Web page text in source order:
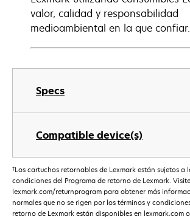
Specs
Compatible device(s)
valor, calidad y responsabilidad
medioambiental en la que confiar.
†Los cartuchos retornables de Lexmark están sujetos a
condiciones del Programa de retorno de Lexmark. Visite
lexmark.com/returnprogram para obtener más
normales que no se rigen por los términos y
retorno de Lexmark están disponibles en lexmark.com